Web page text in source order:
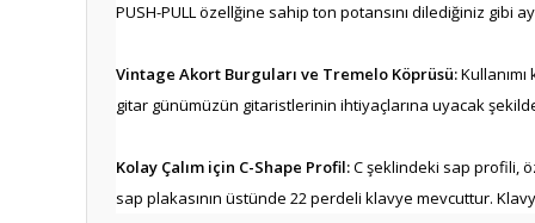
PUSH-PULL özellğine sahip ton potansını dilediğiniz gibi
Vintage Akort Burguları ve Tremelo Köprüsü:
gitar günümüzün gitaristlerinin ihtiyaçlarına uyacak
Kolay Çalım için C-Shape Profil:C şeklindeki sap profili,
sap plakasının üstünde 22 perdeli klavye mevcuttur.